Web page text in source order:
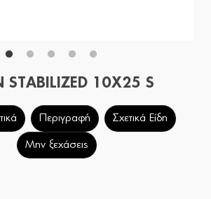
STABILIZED 10X25 S
Περιγραφή Σχετικά Είδη
Μην ξεχάσεις